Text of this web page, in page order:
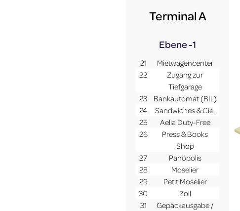
Terminal A
Ebene -1
21
Mietwagencenter
22
Zugang zur
Tiefgarage
23
Bankautomat (BIL)
24
Sandwiches & Cie.
25
Aelia Duty-Free
26
Press & Books
Shop
27
Panopolis
28
Moselier
29
Petit Moselier
30
Zoll
31
Gepäckausgabe /